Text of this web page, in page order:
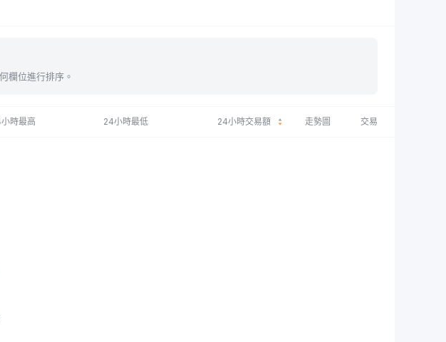
欄位進行排序。
時最高 24小時最低 24小時交易額 走勢圖 交易